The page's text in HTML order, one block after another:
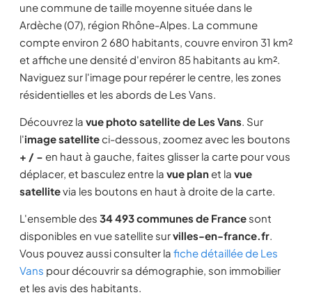
une commune de taille moyenne située dans le
Ardèche (07), région Rhône-Alpes. La commune
compte environ 2 680 habitants, couvre environ 31 km²
et affiche une densité d'environ 85 habitants au km².
Naviguez sur l'image pour repérer le centre, les zones
résidentielles et les abords de Les Vans.
Découvrez la vue photo satellite de Les Vans. Sur
l'image satelliteci-dessous, zoomez avec les boutons
+ / − en haut à gauche, faites glisser la carte pour vous
déplacer, et basculez entre la vue planet la vue
satellitevia les boutons en haut à droite de la carte.
L'ensemble des 34 493 communes de France sont
disponibles en vue satellite survilles-en-france.fr.
Vous pouvez aussi consulter la fiche détaillée de Les
Vans pour découvrir sa démographie, son immobilier
et les avis des habitants.